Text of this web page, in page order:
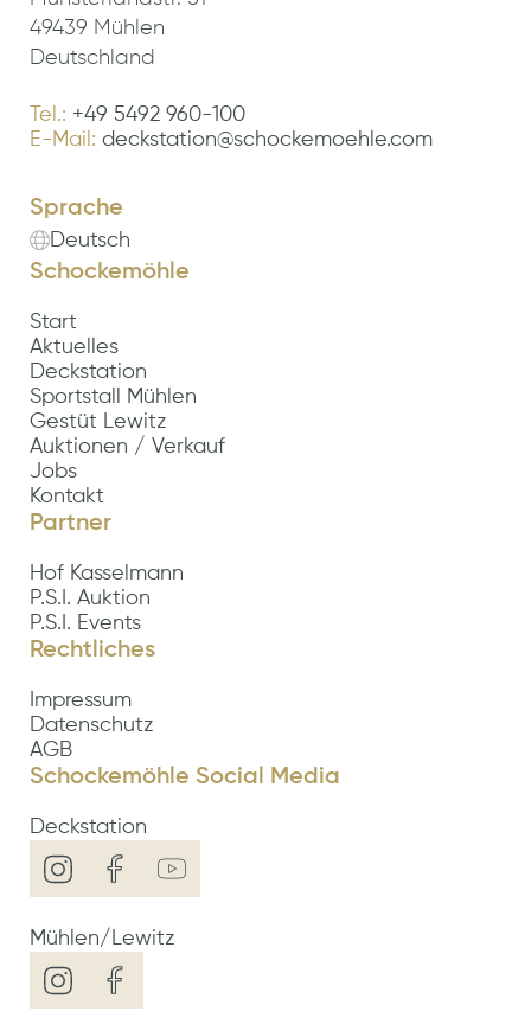
49439 Mühlen
Deutschland
Tel.: +49 5492 960-100
E-Mail: deckstation@schockemoehle.com
Sprache
Deutsch
Schockemöhle
Start
Aktuelles
Deckstation
Sportstall Mühlen
Gestüt Lewitz
Auktionen / Verkauf
Jobs
Kontakt
Partner
Hof Kasselmann
P.S.I. Auktion
P.S.I. Events
Rechtliches
Impressum
Datenschutz
AGB
Schockemöhle Social Media
Deckstation
Mühlen/Lewitz